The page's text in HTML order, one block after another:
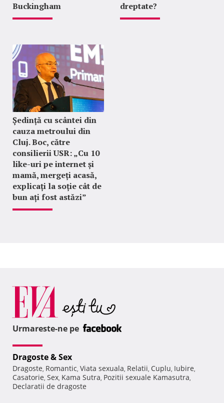
Buckingham
dreptate?
Ședință cu scântei din
cauza metroului din
Cluj. Boc, către
consilierii USR: „Cu 10
like-uri pe internet și
mamă, mergeți acasă,
explicați la soție cât de
bun ați fost astăzi”
Urmareste-ne pe
Dragoste & Sex
Dragoste, Romantic, Viata sexuala, Relatii, Cuplu, Iubire,
Casatorie, Sex, Kama Sutra, Pozitii sexuale Kamasutra,
Declaratii de dragoste